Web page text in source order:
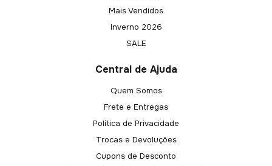
Mais Vendidos
Inverno 2026
SALE
Central de Ajuda
Quem Somos
Frete e Entregas
Política de Privacidade
Trocas e Devoluções
Cupons de Desconto